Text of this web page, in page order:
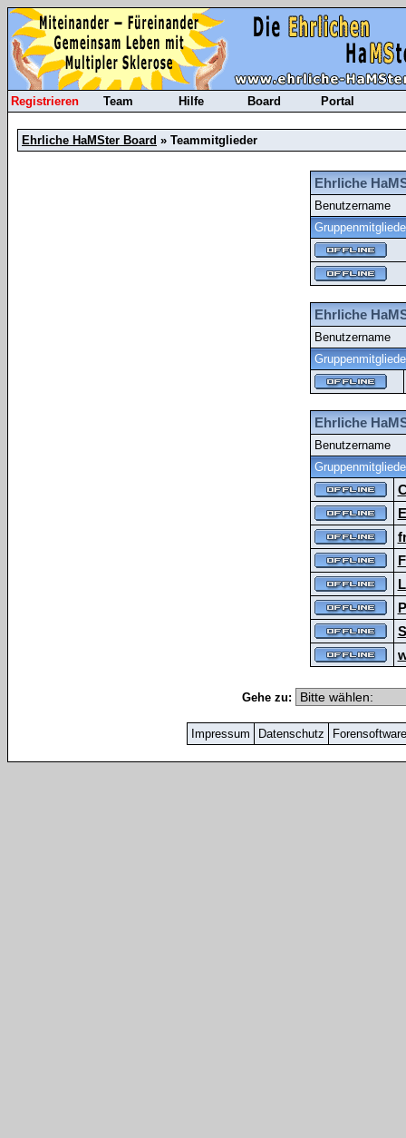
Registrieren Team Hilfe Board Portal
Ehrliche HaMSter Board » Teammitglieder
Ehrliche
Benutzername
Ehrliche
Benutzername
Ehrliche
Benutzername
Gehe zu:
Impressum Datenschutz